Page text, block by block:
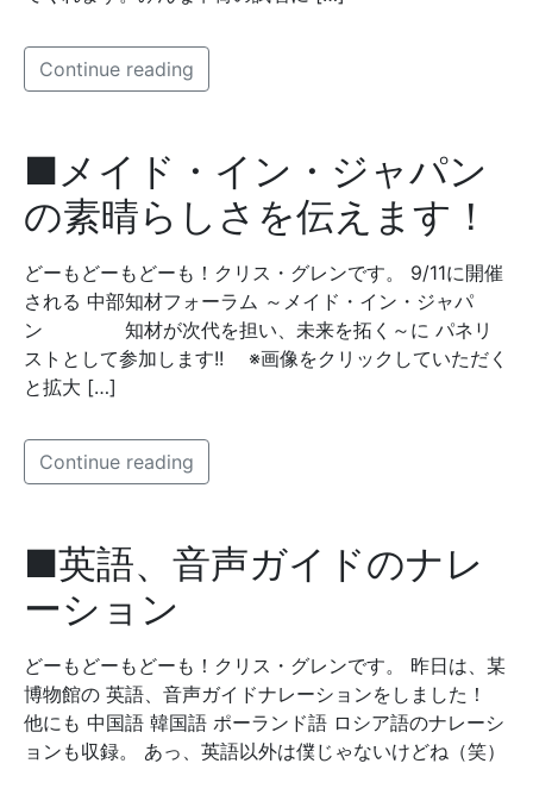
Continue reading
■メイド・イン・ジャパン
の素晴らしさを伝えます！
どーもどーもどーも！クリス・グレンです。 9/11に開催
される 中部知材フォーラム ～メイド・イン・ジャパ
ン 知材が次代を担い、未来を拓く～に パネリ
ストとして参加します!! ※画像をクリックしていただく
と拡大 […]
Continue reading
■英語、音声ガイドのナレ
ーション
どーもどーもどーも！クリス・グレンです。 昨日は、某
博物館の 英語、音声ガイドナレーションをしました！
他にも 中国語 韓国語 ポーランド語 ロシア語のナレーシ
ョンも収録。 あっ、英語以外は僕じゃないけどね（笑）